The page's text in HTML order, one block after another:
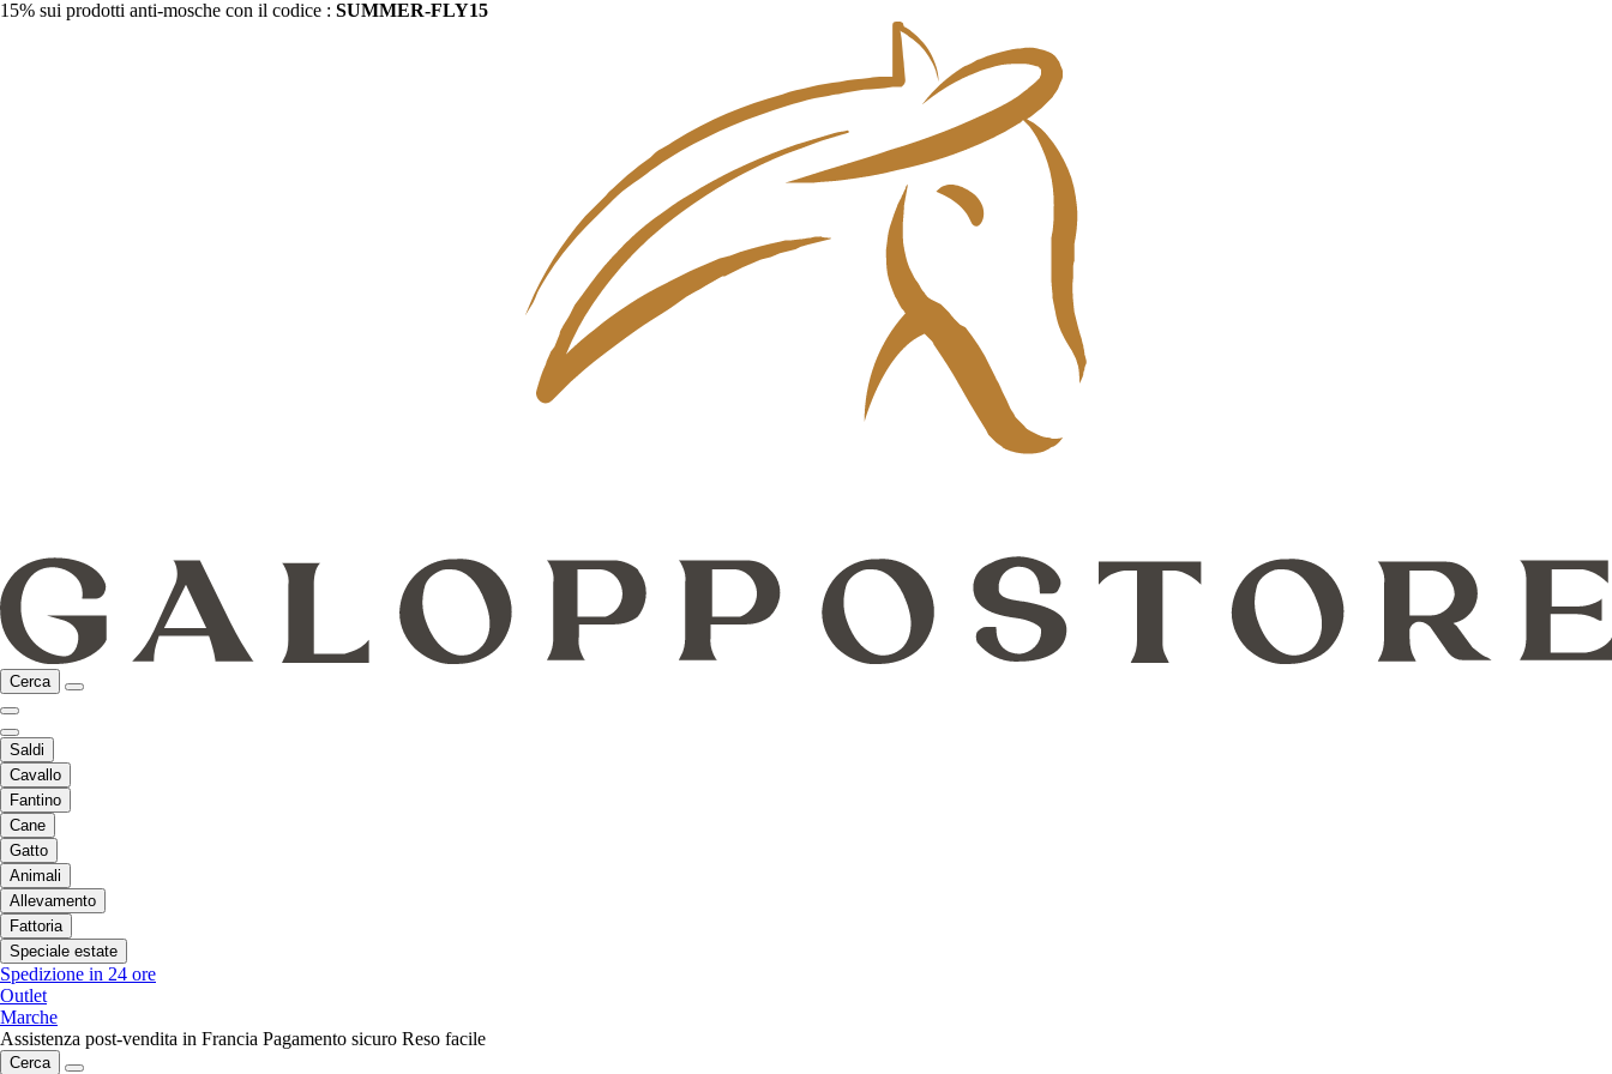
15% sui prodotti anti-mosche con il codice : SUMMER-FLY15
Cerca
Saldi
Cavallo
Fantino
Cane
Gatto
Animali
Allevamento
Fattoria
Speciale estate
Spedizione in 24 ore
Outlet
Marche
Assistenza post-vendita in Francia Pagamento sicuro Reso facile
Cerca